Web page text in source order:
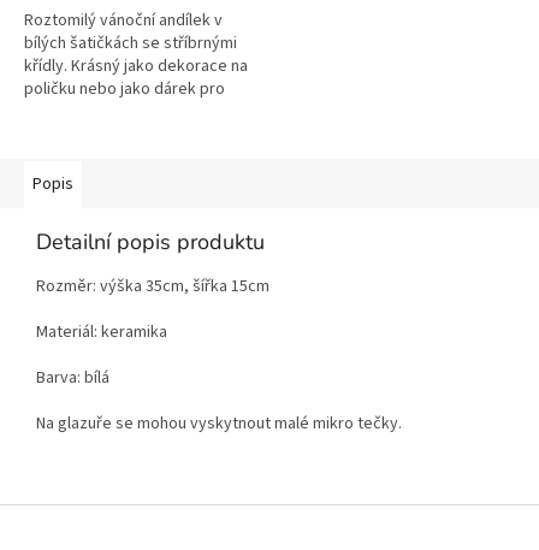
Roztomilý vánoční andílek v
bílých šatičkách se stříbrnými
křídly. Krásný jako dekorace na
poličku nebo jako dárek pro
Popis
Detailní popis produktu
Rozměr: výška 35cm, šířka 15cm
Materiál: keramika
Barva: bílá
Na glazuře se mohou vyskytnout malé mikro tečky.
Z